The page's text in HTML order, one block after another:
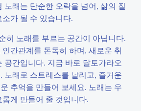
노래는 단순한 오락을 넘어, 삶의 질
가 될 수 있습니다.
히 노래를 부르는 공간이 아닙니다.
간관계를 돈독히 하며, 새로운 취
공간입니다. 지금 바로 달토가라오
노래로 스트레스를 날리고, 즐거운
추억을 만들어 보세요. 노래는 우
게 만들어 줄 것입니다.